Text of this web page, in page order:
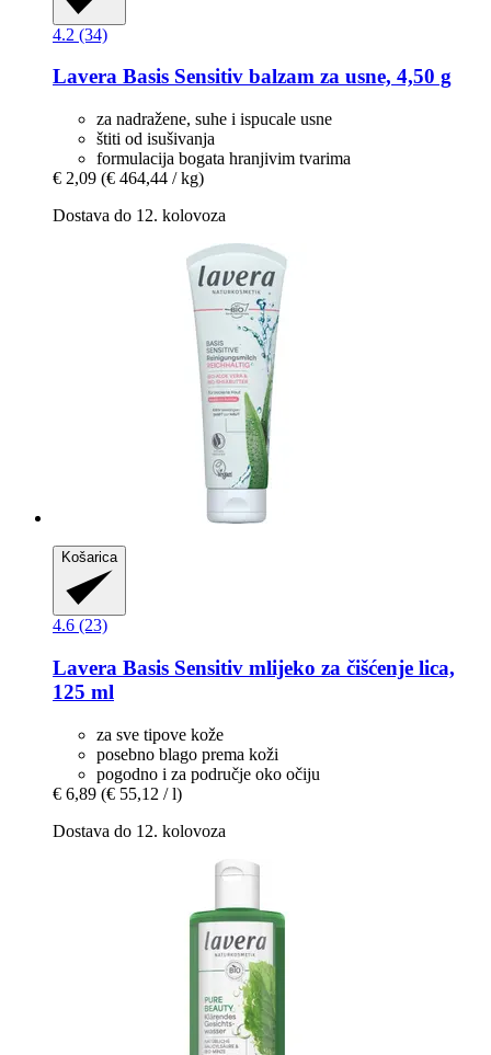
4.2 (34)
Lavera Basis Sensitiv balzam za usne, 4,50 g
za nadražene, suhe i ispucale usne
štiti od isušivanja
formulacija bogata hranjivim tvarima
€ 2,09 (€ 464,44 / kg)
Dostava do 12. kolovoza
Košarica
4.6 (23)
Lavera Basis Sensitiv mlijeko za čišćenje lica,
125 ml
za sve tipove kože
posebno blago prema koži
pogodno i za područje oko očiju
€ 6,89 (€ 55,12 / l)
Dostava do 12. kolovoza